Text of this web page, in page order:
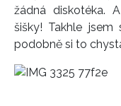
žádná diskotéka.
šišky! Takhle
podobně si to